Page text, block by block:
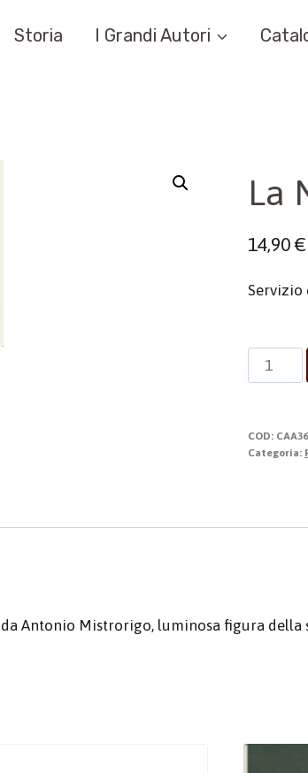
Storia I Grandi Autori
La
14,90€
Servizio
Novena
Natale
quantità
COD:
Categoria:
Antonio Mistrorigo, luminosa figura della